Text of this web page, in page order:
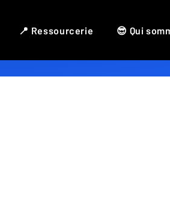
📍 Ressourcerie 😎 Qui